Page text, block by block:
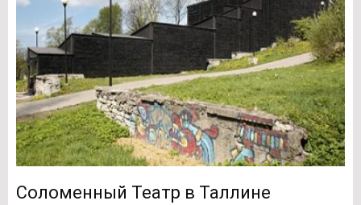
Соломенный Театр в Таллине